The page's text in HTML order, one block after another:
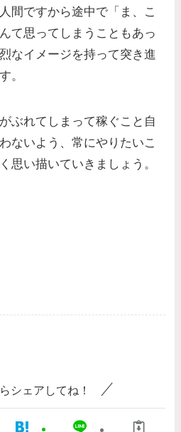
間ですから途中で「ま、こ
て思ってしまうこともあっ
なイメージを持って突き進
。
ぶれてしまって稼ぐこと自
ないよう、常にやりたいこ
思い描いていきましょう。
シェアしてね！